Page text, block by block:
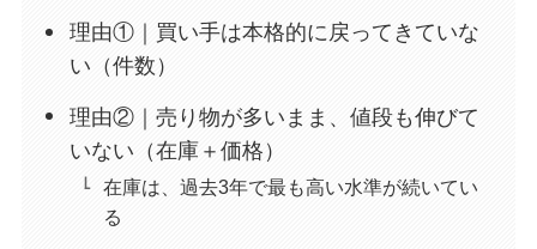
理由①｜買い手は本格的に戻ってきていな
い（件数）
理由②｜売り物が多いまま、値段も伸びて
いない（在庫＋価格）
在庫は、過去3年で最も高い水準が続いてい
る